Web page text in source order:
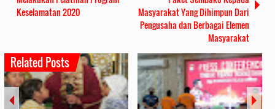
Keselamatan 2020
Masyarakat Yang Dihimpun Dari
Pengusaha dan Berbagai Elemen
Masyarakat
Related Posts